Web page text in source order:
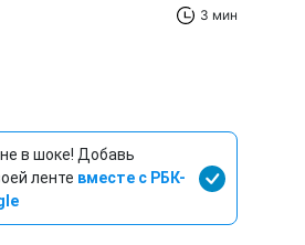
3 мин
в шоке! Добавь
ленте вместе с РБК-